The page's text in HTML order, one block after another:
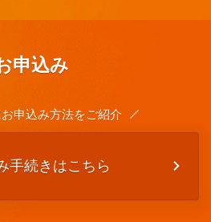
申込み
申込み方法をご紹介
手続きはこちら